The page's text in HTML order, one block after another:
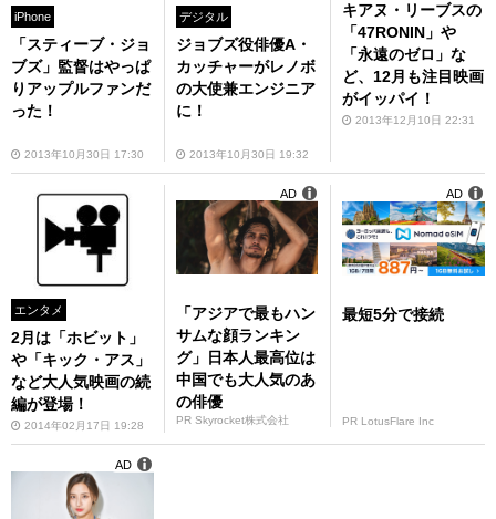
iPhone
「スティーブ・ジョ
ブズ」監督はやっぱ
りアップルファンだ
った！
2013年10月30日 17:30
デジタル
ジョブズ役俳優A・
カッチャーがレノボ
の大使兼エンジニア
に！
2013年10月30日 19:32
キアヌ・リーブスの
「47RONIN」や
「永遠のゼロ」な
ど、12月も注目映画
がイッパイ！
2013年12月10日 22:31
エンタメ
2月は「ホビット」
や「キック・アス」
など大人気映画の続
編が登場！
2014年02月17日 19:28
「アジアで最もハン
サムな顔ランキン
グ」日本人最高位は
中国でも大人気のあ
の俳優
PR Skyrocket株式会社
AD
最短5分で接続
PR LotusFlare Inc
AD
AD